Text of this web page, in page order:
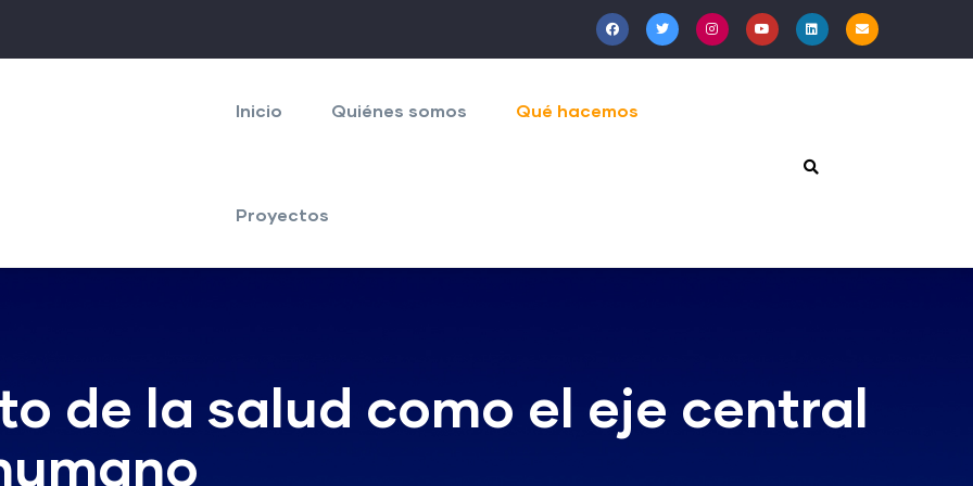
principal
Inicio Quiénes somos Qué hacemos
Proyectos
de la salud como el eje central